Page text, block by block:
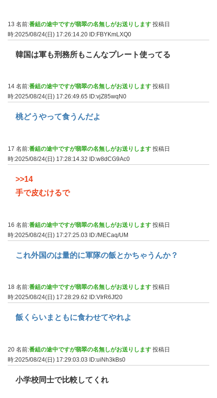
13 名前:番組の途中ですが翡翠の名無しがお送りします 投稿日
時:2025/08/24(日) 17:26:14.20 ID:FBYKmLXQ0
韓国は軍も刑務所もこんなプレート使ってる
14 名前:番組の途中ですが翡翠の名無しがお送りします 投稿日
時:2025/08/24(日) 17:26:49.65
ID:vjZ85wqN0
桃どうやって食うんだよ
17 名前:番組の途中ですが翡翠の名無しがお送りします 投稿日
時:2025/08/24(日) 17:28:14.32
ID:w8dCG9Ac0
>>14
手で皮むけるで
16 名前:番組の途中ですが翡翠の名無しがお送りします 投稿日
時:2025/08/24(日) 17:27:25.03 ID:/MECaq/UM
これ外国のは量的に軍隊の飯とかちゃうんか？
18 名前:番組の途中ですが翡翠の名無しがお送りします 投稿日
時:2025/08/24(日) 17:28:29.62
ID:VIrR6Jf20
飯くらいまともに食わせてやれよ
20 名前:番組の途中ですが翡翠の名無しがお送りします 投稿日
時:2025/08/24(日) 17:29:03.03 ID:uiNh3kBs0
小学校同士で比較してくれ